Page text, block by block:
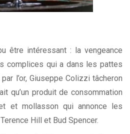
être intéressant : la vengeance
complices qui a dans les pattes
l’or, Giuseppe Colizzi tâcheron
qu’un produit de consommation
et mollasson qui annonce les
Hill et Bud Spencer.